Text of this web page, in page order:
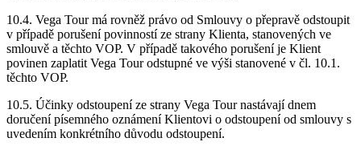
10.4. Vega Tour má rovněž právo od Smlouvy o přepravě odstoupit
v případě porušení povinností ze strany Klienta, stanovených ve
smlouvě a těchto VOP. V případě takového porušení je Klient
povinen zaplatit Vega Tour odstupné ve výši stanovené v čl. 10.1.
těchto VOP.
10.5. Účinky odstoupení ze strany Vega Tour nastávají dnem
doručení písemného oznámení Klientovi o odstoupení od smlouvy s
uvedením konkrétního důvodu odstoupení.